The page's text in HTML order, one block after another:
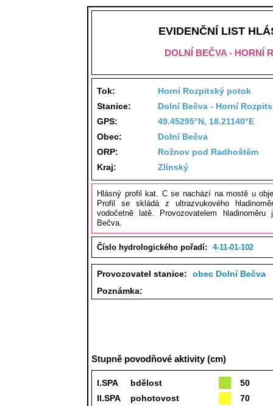
EVIDENČNÍ LIST
DOLNÍ BEČVA - HORNÍ
Tok:
Horní Rozpitský potok
Stanice:
Dolní Bečva - Horní
GPS:
49.45295°N, 18.21140°E
Obec:
Dolní Bečva
ORP:
Rožnov pod Radhoštěm
Kraj:
Zlínský
Hlásný profil kat. C se nachází na mostě u
Profil se skládá z ultrazvukového
vodočetně latě. Provozovatelem
Bečva.
Číslo hydrologického pořadí: 4-11-01-102
Provozovatel stanice:
obec Dolní Bečva
Poznámka:
Stupně povodňové aktivity (cm)
I.SPA bdělost
50
II.SPA
pohotovost
70